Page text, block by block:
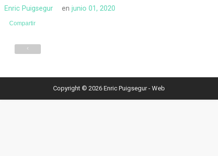
Enric Puigsegur enjunio 01, 2020
Compartir
‹
Copyright © 2026 Enric Puigsegur - Web